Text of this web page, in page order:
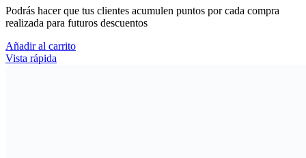
Podrás hacer que tus clientes acumulen puntos por cada compra
realizada para futuros descuentos
Añadir al carrito
Vista rápida